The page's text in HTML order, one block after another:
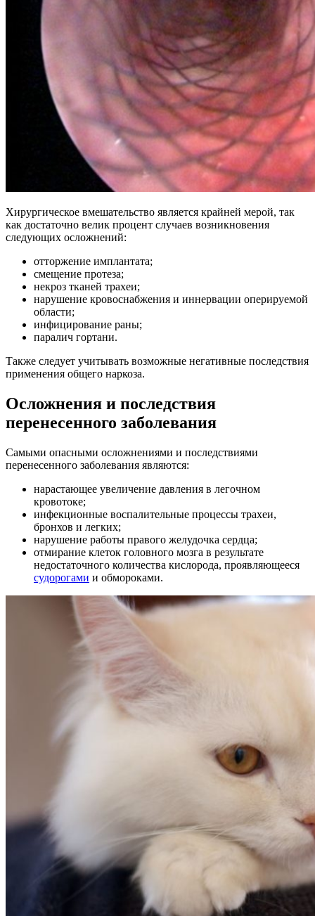
Хирургическое вмешательство является крайней мерой, так
как достаточно велик процент случаев возникновения
следующих осложнений:
отторжение имплантата;
смещение протеза;
некроз тканей трахеи;
нарушение кровоснабжения и иннервации оперируемой
области;
инфицирование раны;
паралич гортани.
Также следует учитывать возможные негативные последствия
применения общего наркоза.
Осложнения и последствия
перенесенного заболевания
Самыми опасными осложнениями и последствиями
перенесенного заболевания являются:
нарастающее увеличение давления в легочном
кровотоке;
инфекционные воспалительные процессы трахеи,
бронхов и легких;
нарушение работы правого желудочка сердца;
отмирание клеток головного мозга в результате
недостаточного количества кислорода, проявляющееся
судорогами и обмороками.